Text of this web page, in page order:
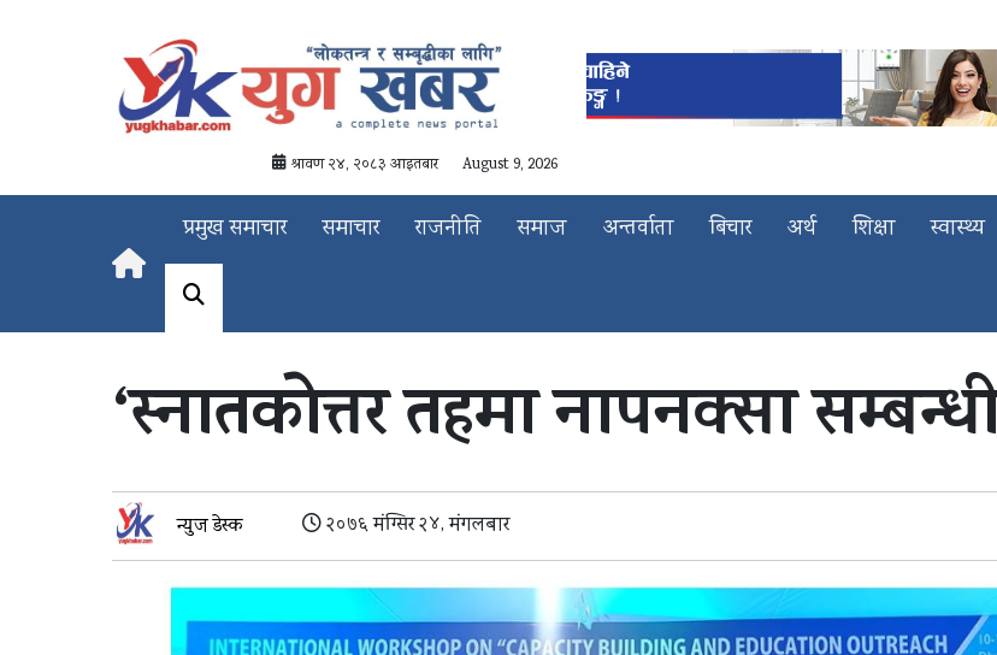
श्रावण २४, २०८३ आइतबार August 9, 2026
प्रमुख समाचार समाचार राजनीति समाज अन्तर्वाता बिचार अर्थ शिक्षा स्वास्थ्य
‘स्‍नातकोत्तर तहमा नापनक्सा
न्युज डेस्क २०७६ मंग्सिर २४, मंगलबार